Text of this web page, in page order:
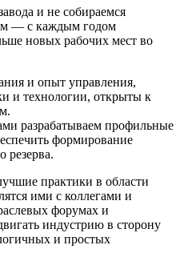
и не собираемся
— с каждым годом
новых рабочих мест во
и опыт управления,
и технологии, открыты к
разрабатываем профильные
формирование
резерва.
практики в области
ими с коллегами и
форумах и
индустрию в сторону
и простых